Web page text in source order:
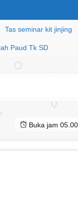
Tas seminar kit jinjing
Paud Tk SD
Buka jam